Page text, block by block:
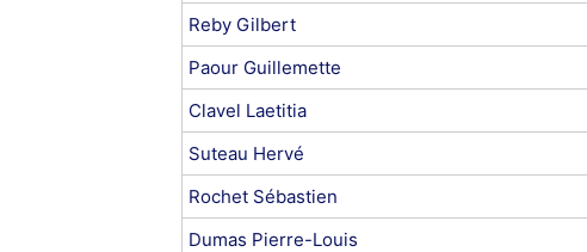
Reby Gilbert
Paour Guillemette
Clavel Laetitia
Suteau Hervé
Rochet Sébastien
Dumas Pierre-Louis